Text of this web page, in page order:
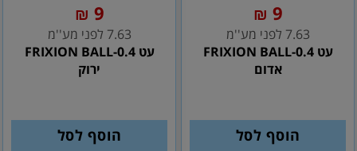
9
₪
7.63 לפני מע''מ
עט FRIXION BALL-0.4
אדום
הוסף לסל
9
₪
7.63 לפני מע''מ
עט FRIXION BALL-0.4
ירוק
הוסף לסל